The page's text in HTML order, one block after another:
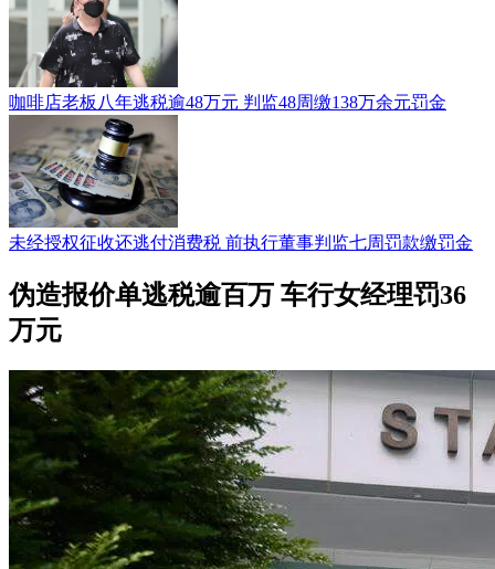
咖啡店老板八年逃税逾48万元 判监48周缴138万余元罚金
未经授权征收还逃付消费税 前执行董事判监七周罚款缴罚金
伪造报价单逃税逾百万 车行女经理罚36
万元